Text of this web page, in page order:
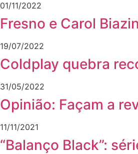
01/11/2022
Fresno e Carol
19/07/2022
Coldplay quebra
31/05/2022
Opinião: Façam a
11/11/2021
“Balanço Black”: